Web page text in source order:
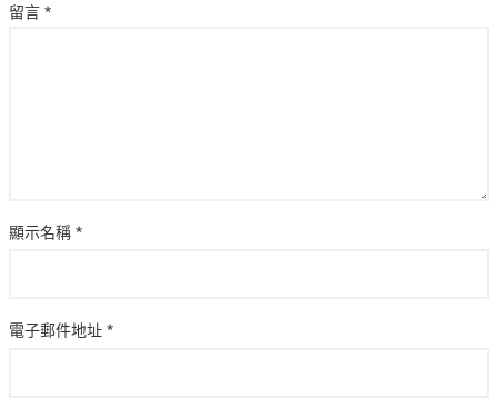
留言 *
顯示名稱 *
電子郵件地址 *